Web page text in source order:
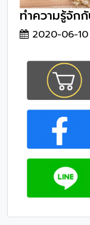
ทำความรู้จัก
งานเจาะรู
2020-06-10